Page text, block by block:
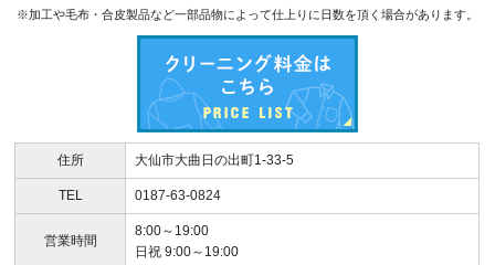
※加工や毛布・合皮製品など一部品物によって仕上りに日数を頂く場合があります。
住所 大仙市大曲日の出町1-33-5
TEL 0187-63-0824
営業時間
8:00～19:00
日祝 9:00～19:00